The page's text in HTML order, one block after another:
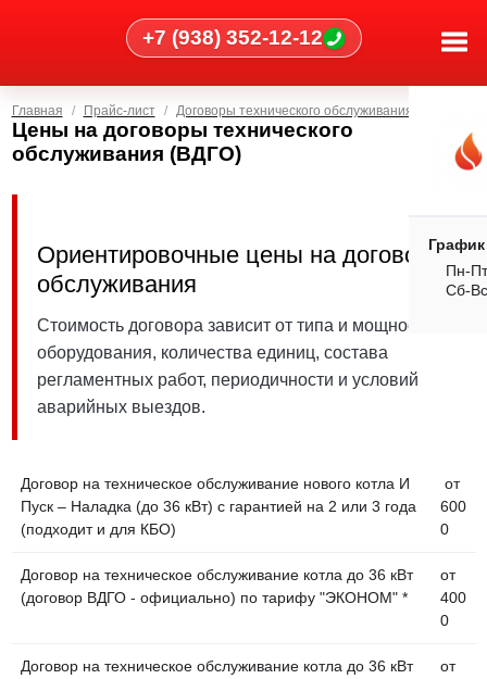
+7 (938) 352-12-12
Пн-
Сб-
Главная Прайс-лист Договоры технического обслуживания (ВДГО)
Цены на договоры технического
обслуживания (ВДГО)
Ориентировочные цены на договоры
обслуживания
Стоимость договора зависит от типа и мощности
оборудования, количества единиц, состава
регламентных работ, периодичности и условий
аварийных выездов.
Договор на техническое обслуживание нового котла И
Пуск – Наладка (до 36 кВт) с гарантией на 2 или 3 года
(подходит и для КБО)
от
600
0
Договор на техническое обслуживание котла до 36 кВт
(договор ВДГО - официально) по тарифу "ЭКОНОМ" *
от
400
0
Договор на техническое обслуживание котла до 36 кВт
от